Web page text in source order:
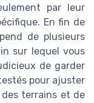
par leur
En fin de
de plusieurs
sur lequel vous
de garder
pour ajuster
terrains et de